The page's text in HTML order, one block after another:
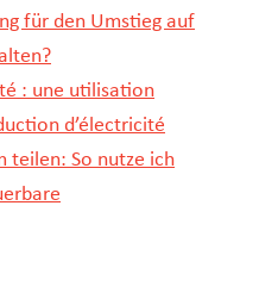
für den Umstieg auf
: une utilisation
d’électricité
teilen: So nutze ich